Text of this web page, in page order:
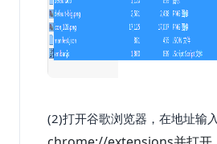
(2)打开谷歌浏览器，在地址输入